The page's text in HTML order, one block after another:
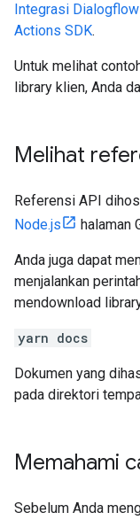
Integrasi
Actions SDK.
Untuk melihat
library klien, Anda
Melihat
Referensi API
Node.js
halaman
Anda juga dapat
menjalankan
mendownload
yarn docs
Dokumen yang
pada direktori
Memahami
Sebelum Anda